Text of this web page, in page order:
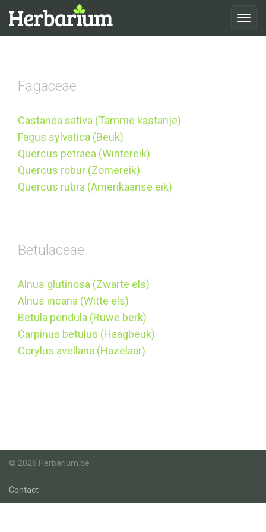
Toggle
Fagaceae
Castanea sativa (Tamme kastanje)
Fagus sylvatica (Beuk)
Quercus petraea (Wintereik)
Quercus robur (Zomereik)
Quercus rubra (Amerikaanse eik)
Betulaceae
Alnus glutinosa (Zwarte els)
Alnus incana (Witte els)
Betula pendula (Ruwe berk)
Carpinus betulus (Haagbeuk)
Corylus avellana (Hazelaar)
© 2026 Herbarium.be
Contact